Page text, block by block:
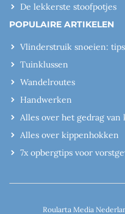
De lekkerste stoofpotjes
POPULAIRE ARTIKELEN
Vlinderstruik snoeien:
Tuinklussen
Wandelroutes
Handwerken
Alles over het gedrag van
Alles over kippenhokken
7x opbergtips voor
Roularta Media